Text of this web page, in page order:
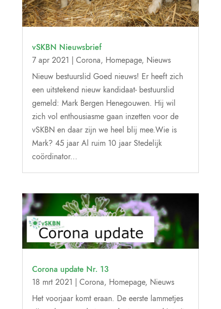
vSKBN Nieuwsbrief
7 apr 2021 | Corona, Homepage, Nieuws
Nieuw bestuurslid Goed nieuws! Er heeft zich
een uitstekend nieuw kandidaat- bestuurslid
gemeld: Mark Bergen Henegouwen. Hij wil
zich vol enthousiasme gaan inzetten voor de
vSKBN en daar zijn we heel blij mee.Wie is
Mark? 45 jaar Al ruim 10 jaar Stedelijk
coördinator...
Corona update Nr. 13
18 mrt 2021 | Corona, Homepage, Nieuws
Het voorjaar komt eraan. De eerste lammetjes